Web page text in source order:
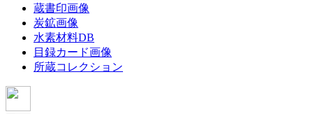
蔵書印画像
炭鉱画像
水素材料DB
目録カード画像
所蔵コレクション